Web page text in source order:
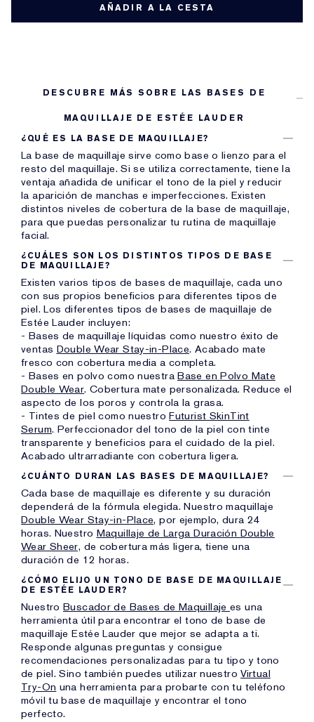
AÑADIR A LA CESTA
DESCUBRE MÁS SOBRE LAS BASES DE
MAQUILLAJE DE ESTÉE LAUDER
¿QUÉ ES LA BASE DE MAQUILLAJE?
La base de maquillaje sirve como base o lienzo para el
resto del maquillaje. Si se utiliza correctamente, tiene la
ventaja añadida de unificar el tono de la piel y reducir
la aparición de manchas e imperfecciones. Existen
distintos niveles de cobertura de la base de maquillaje,
para que puedas personalizar tu rutina de maquillaje
facial.
¿CUÁLES SON LOS DISTINTOS TIPOS DE BASE
DE MAQUILLAJE?
Existen varios tipos de bases de maquillaje, cada uno
con sus propios beneficios para diferentes tipos de
piel. Los diferentes tipos de bases de maquillaje de
Estée Lauder incluyen:
- Bases de maquillaje líquidas como nuestro éxito de
ventas Double Wear Stay-in-Place. Acabado mate
fresco con cobertura media a completa.
- Bases en polvo como nuestraBase en Polvo Mate
Double Wear. Cobertura mate personalizada. Reduce el
aspecto de los poros y controla la grasa.
- Tintes de piel como nuestroFuturist SkinTint
Serum. Perfeccionador del tono de la piel con tinte
transparente y beneficios para el cuidado de la piel.
Acabado ultrarradiante con cobertura ligera.
¿CUÁNTO DURAN LAS BASES DE MAQUILLAJE?
Cada base de maquillaje es diferente y su duración
dependerá de la fórmula elegida. Nuestro maquillaje
Double Wear Stay-in-Place, por ejemplo, dura 24
horas. Nuestro Maquillaje de Larga Duración Double
Wear Sheer, de cobertura más ligera, tiene una
duración de 12 horas.
¿CÓMO ELIJO UN TONO DE BASE DE MAQUILLAJE
DE ESTÉE LAUDER?
Nuestro Buscador de Bases de Maquillaje es una
herramienta útil para encontrar el tono de base de
maquillaje Estée Lauder que mejor se adapta a ti.
Responde algunas preguntas y consigue
recomendaciones personalizadas para tu tipo y tono
de piel. Sino también puedes utilizar nuestroVirtual
Try-On una herramienta para probarte con tu teléfono
móvil tu base de maquillaje y encontrar el tono
perfecto.